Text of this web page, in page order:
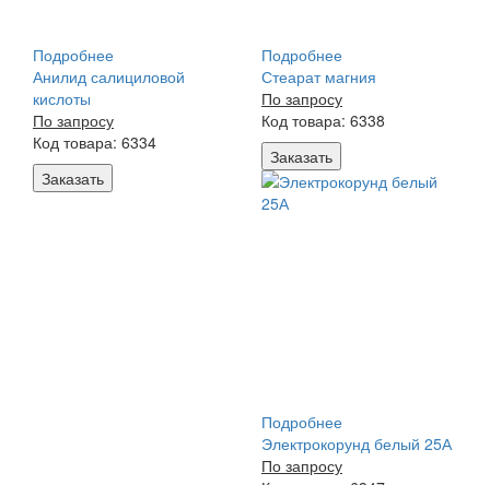
Подробнее
Анилид салициловой
кислоты
По запросу
Код товара: 6334
Заказать
Подробнее
Стеарат магния
По запросу
Код товара: 6338
Заказать
Подробнее
Электрокорунд белый 25А
По запросу